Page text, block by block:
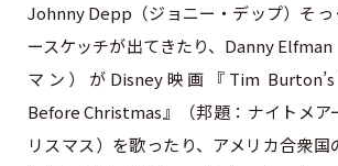
Johnny Depp（ジョニー・デップ）そっ
ースケッチが出てきたり、Danny Elfman
マン）がDisney映画『Tim
Before Christmas』（邦題：ナイトメア
リスマス）を歌ったり、アメリカ合衆国